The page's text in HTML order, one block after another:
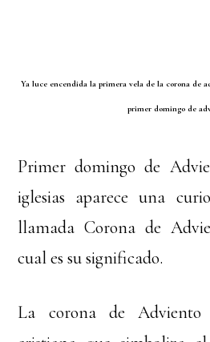
Ya luce encendida la primera vela de la corona de
primer domingo de
Primer domingo de
iglesias aparece una
llamada Corona de
cual es su significado.
La corona de